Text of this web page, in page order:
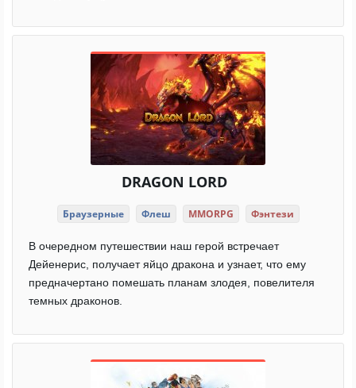
DRAGON LORD
Браузерные Флеш MMORPG Фэнтези
В очередном путешествии наш герой встречает
Дейенерис, получает яйцо дракона и узнает, что ему
предначертано помешать планам злодея, повелителя
темных драконов.